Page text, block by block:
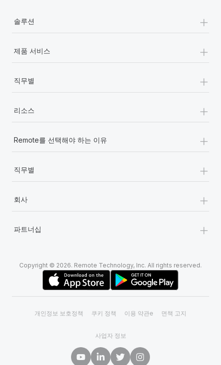
솔루션 +
제품 서비스 +
직무별 +
리소스 +
Remote를 선택해야 하는 이유 +
직무별 +
회사 +
파트너십 +
Copyright © 2026. Remote Technology, Inc. All rights reserved.
개인정보 보호정책 쿠키 정책 이용 약관e 면책 고지
사업자 정보